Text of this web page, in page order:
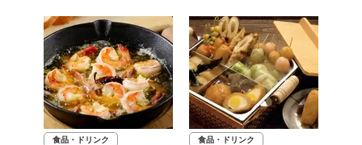
食品・ドリンク 食品・ドリンク